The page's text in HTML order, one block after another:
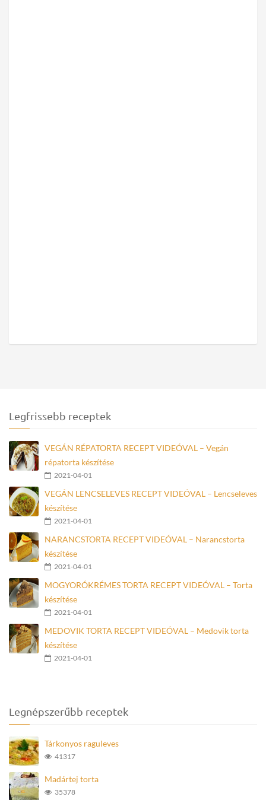
Legfrissebb receptek
VEGÁN RÉPATORTA RECEPT VIDEÓVAL – Vegán
répatorta készítése
2021-04-01
VEGÁN LENCSELEVES RECEPT VIDEÓVAL – Lencseleves
készítése
2021-04-01
NARANCSTORTA RECEPT VIDEÓVAL – Narancstorta
készítése
2021-04-01
MOGYORÓKRÉMES TORTA RECEPT VIDEÓVAL – Torta
készítése
2021-04-01
MEDOVIK TORTA RECEPT VIDEÓVAL – Medovik torta
készítése
2021-04-01
Legnépszerűbb receptek
Tárkonyos raguleves
41317
Madártej torta
35378